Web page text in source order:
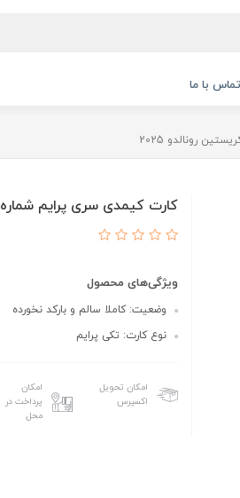
تماس با ما
کارت کیمدی سری پرایم شماره4 کریستین رونالدو 2025
ویژگی‌های محصول
وضعیت: کاملا سالم و بارکد نخورده
نوع کارت: تکی پرایم
امکان تحویل
اکسپرس
امکان
پرداخت در
محل